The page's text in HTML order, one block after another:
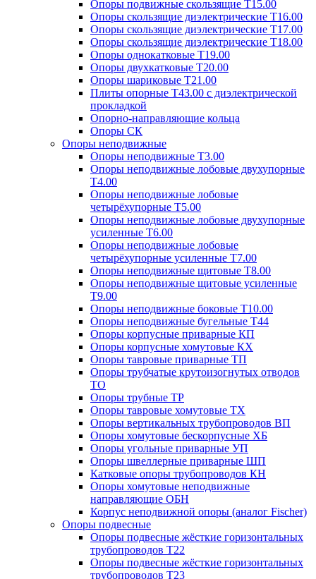
Опоры подвижные скользящие Т15.00
Опоры скользящие диэлектрические Т16.00
Опоры скользящие диэлектрические Т17.00
Опоры скользящие диэлектрические Т18.00
Опоры однокатковые Т19.00
Опоры двухкатковые Т20.00
Опоры шариковые Т21.00
Плиты опорные Т43.00 с диэлектрической
прокладкой
Опорно-направляющие кольца
Опоры СК
Опоры неподвижные
Опоры неподвижные Т3.00
Опоры неподвижные лобовые двухупорные
Т4.00
Опоры неподвижные лобовые
четырёхупорные Т5.00
Опоры неподвижные лобовые двухупорные
усиленные Т6.00
Опоры неподвижные лобовые
четырёхупорные усиленные Т7.00
Опоры неподвижные щитовые Т8.00
Опоры неподвижные щитовые усиленные
Т9.00
Опоры неподвижные боковые Т10.00
Опоры неподвижные бугельные Т44
Опоры корпусные приварные КП
Опоры корпусные хомутовые КХ
Опоры тавровые приварные ТП
Опоры трубчатые крутоизогнутых отводов
ТО
Опоры трубные ТР
Опоры тавровые хомутовые ТХ
Опоры вертикальных трубопроводов ВП
Опоры хомутовые бескорпусные ХБ
Опоры угольные приварные УП
Опоры швеллерные приварные ШП
Катковые опоры трубопроводов КН
Опоры хомутовые неподвижные
направляющие ОБН
Корпус неподвижной опоры (аналог Fischer)
Опоры подвесные
Опоры подвесные жёсткие горизонтальных
трубопроводов Т22
Опоры подвесные жёсткие горизонтальных
трубопроводов Т23